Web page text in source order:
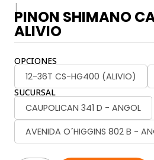
|
PINON SHIMANO
ALIVIO
OPCIONES
12-36T CS-HG400 (ALIVIO)
SUCURSAL
CAUPOLICAN 341 D - ANGOL
AVENIDA O´HIGGINS 802 B -